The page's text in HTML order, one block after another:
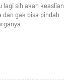
sih akan keaslian
dan gak bisa pindah